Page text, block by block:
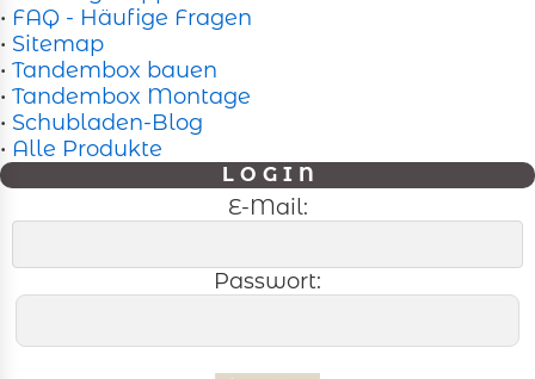
• FAQ - Häufige Fragen
• Sitemap
• Tandembox bauen
• Tandembox Montage
• Schubladen-Blog
• Alle Produkte
L O G I N
E-Mail:
Passwort: